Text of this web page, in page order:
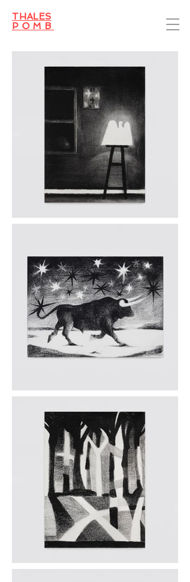
THALES
POMB